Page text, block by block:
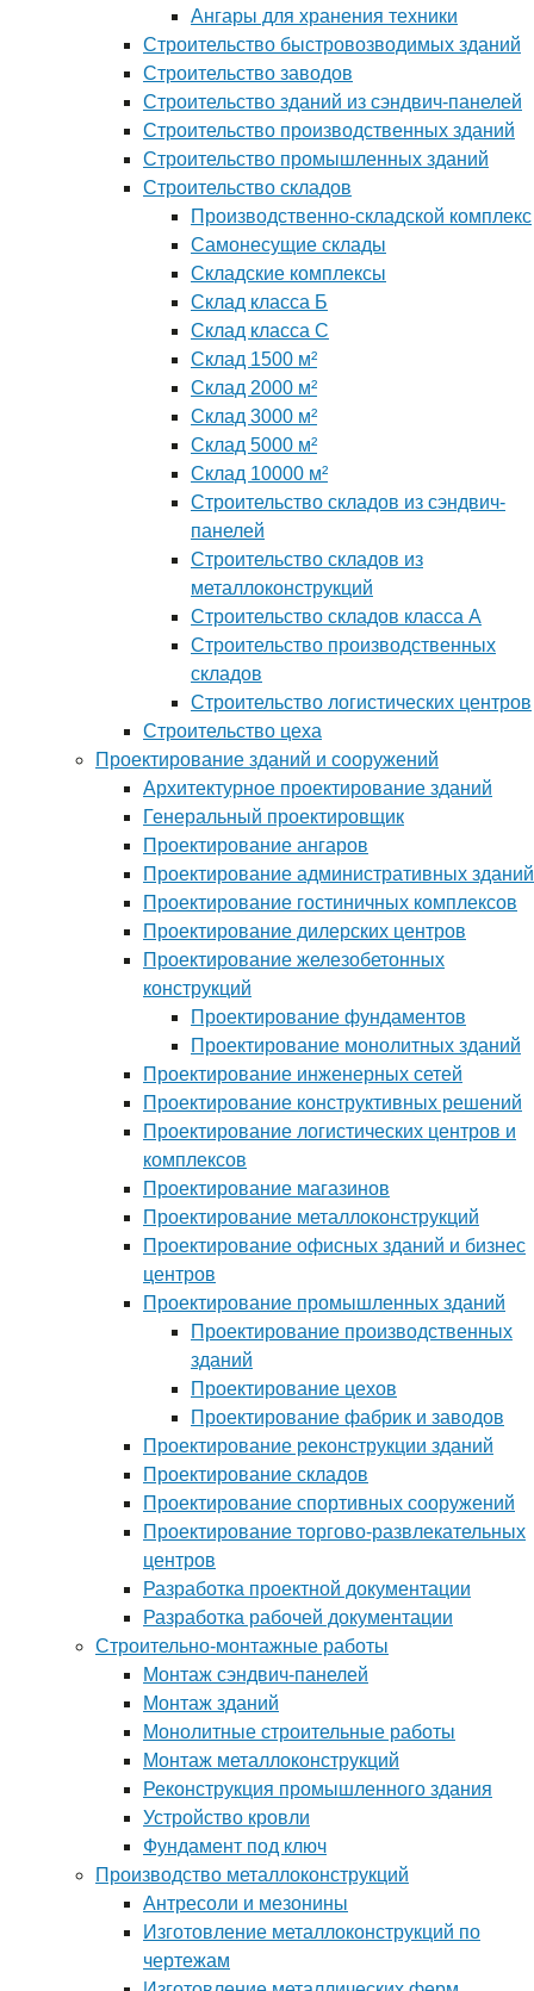
Ангары для хранения техники
Строительство быстровозводимых зданий
Строительство заводов
Строительство зданий из сэндвич-панелей
Строительство производственных зданий
Строительство промышленных зданий
Строительство складов
Производственно-складской комплекс
Самонесущие склады
Складские комплексы
Склад класса Б
Склад класса С
Склад 1500 м²
Склад 2000 м²
Склад 3000 м²
Склад 5000 м²
Склад 10000 м²
Строительство складов из сэндвич-
панелей
Строительство складов из
металлоконструкций
Строительство складов класса А
Строительство производственных
складов
Строительство логистических центров
Строительство цеха
Проектирование зданий и сооружений
Архитектурное проектирование зданий
Генеральный проектировщик
Проектирование ангаров
Проектирование административных зданий
Проектирование гостиничных комплексов
Проектирование дилерских центров
Проектирование железобетонных
конструкций
Проектирование фундаментов
Проектирование монолитных зданий
Проектирование инженерных сетей
Проектирование конструктивных решений
Проектирование логистических центров и
комплексов
Проектирование магазинов
Проектирование металлоконструкций
Проектирование офисных зданий и бизнес
центров
Проектирование промышленных зданий
Проектирование производственных
зданий
Проектирование цехов
Проектирование фабрик и заводов
Проектирование реконструкции зданий
Проектирование складов
Проектирование спортивных сооружений
Проектирование торгово-развлекательных
центров
Разработка проектной документации
Разработка рабочей документации
Строительно-монтажные работы
Монтаж сэндвич-панелей
Монтаж зданий
Монолитные строительные работы
Монтаж металлоконструкций
Реконструкция промышленного здания
Устройство кровли
Фундамент под ключ
Производство металлоконструкций
Антресоли и мезонины
Изготовление металлоконструкций по
чертежам